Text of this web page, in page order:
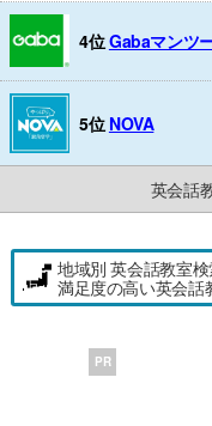
4位Gabaマンツ
5位 NOVA
英会話
地域別 英会話教室
満足度の高い英会話
PR